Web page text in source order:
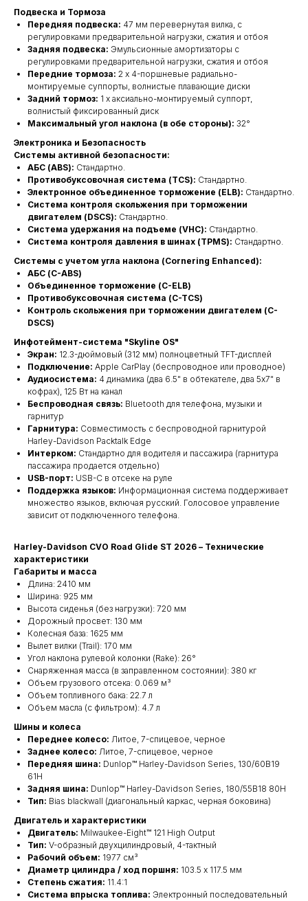
Подвеска и Тормоза
Передняя подвеска: 47 мм перевернутая вилка, с
регулировками предварительной нагрузки, сжатия и отбоя
Задняя подвеска: Эмульсионные амортизаторы с
регулировками предварительной нагрузки, сжатия и отбоя
Передние тормоза: 2 x 4-поршневые радиально-
монтируемые суппорты, волнистые плавающие диски
Задний тормоз: 1 x аксиально-монтируемый суппорт,
волнистый фиксированный диск
Максимальный угол наклона (в обе стороны): 32°
Электроника и Безопасность
Системы активной безопасности:
АБС (ABS): Стандартно.
Противобуксовочная система (TCS): Стандартно.
Электронное объединенное торможение (ELB): Стандартно.
Система контроля скольжения при торможении
двигателем (DSCS): Стандартно.
Система удержания на подъеме (VHC): Стандартно.
Система контроля давления в шинах (TPMS): Стандартно.
Системы с учетом угла наклона (Cornering Enhanced):
АБС (C-ABS)
Объединенное торможение (C-ELB)
Противобуксовочная система (C-TCS)
Контроль скольжения при торможении двигателем (C-
DSCS)
Инфотеймент-система "Skyline OS"
Экран: 12.3-дюймовый (312 мм) полноцветный TFT-дисплей
Подключение: Apple CarPlay (беспроводное или проводное)
Аудиосистема: 4 динамика (два 6.5" в обтекателе, два 5x7" в
кофрах), 125 Вт на канал
Беспроводная связь: Bluetooth для телефона, музыки и
гарнитур
Гарнитура: Совместимость с беспроводной гарнитурой
Harley-Davidson Packtalk Edge
Интерком: Стандартно для водителя и пассажира (гарнитура
пассажира продается отдельно)
USB-порт: USB-C в отсеке на руле
Поддержка языков: Информационная система поддерживает
множество языков, включая русский. Голосовое управление
зависит от подключенного телефона.
Harley-Davidson CVO Road Glide ST 2026 – Технические
характеристики
Габариты и масса
Длина: 2410 мм
Ширина: 925 мм
Высота сиденья (без нагрузки): 720 мм
Дорожный просвет: 130 мм
Колесная база: 1625 мм
Вылет вилки (Trail): 170 мм
Угол наклона рулевой колонки (Rake): 26°
Снаряженная масса (в заправленном состоянии): 380 кг
Объем грузового отсека: 0.069 м³
Объем топливного бака: 22.7 л
Объем масла (с фильтром): 4.7 л
Шины и колеса
Переднее колесо: Литое, 7-спицевое, черное
Заднее колесо: Литое, 7-спицевое, черное
Передняя шина: Dunlop™ Harley-Davidson Series, 130/60B19
61H
Задняя шина: Dunlop™ Harley-Davidson Series, 180/55B18 80H
Тип: Bias blackwall (диагональный каркас, черная боковина)
Двигатель и характеристики
Двигатель: Milwaukee-Eight™ 121 High Output
Тип: V-образный двухцилиндровый, 4-тактный
Рабочий объем: 1977 см³
Диаметр цилиндра / ход поршня: 103.5 x 117.5 мм
Степень сжатия: 11.4:1
Система впрыска топлива: Электронный последовательный